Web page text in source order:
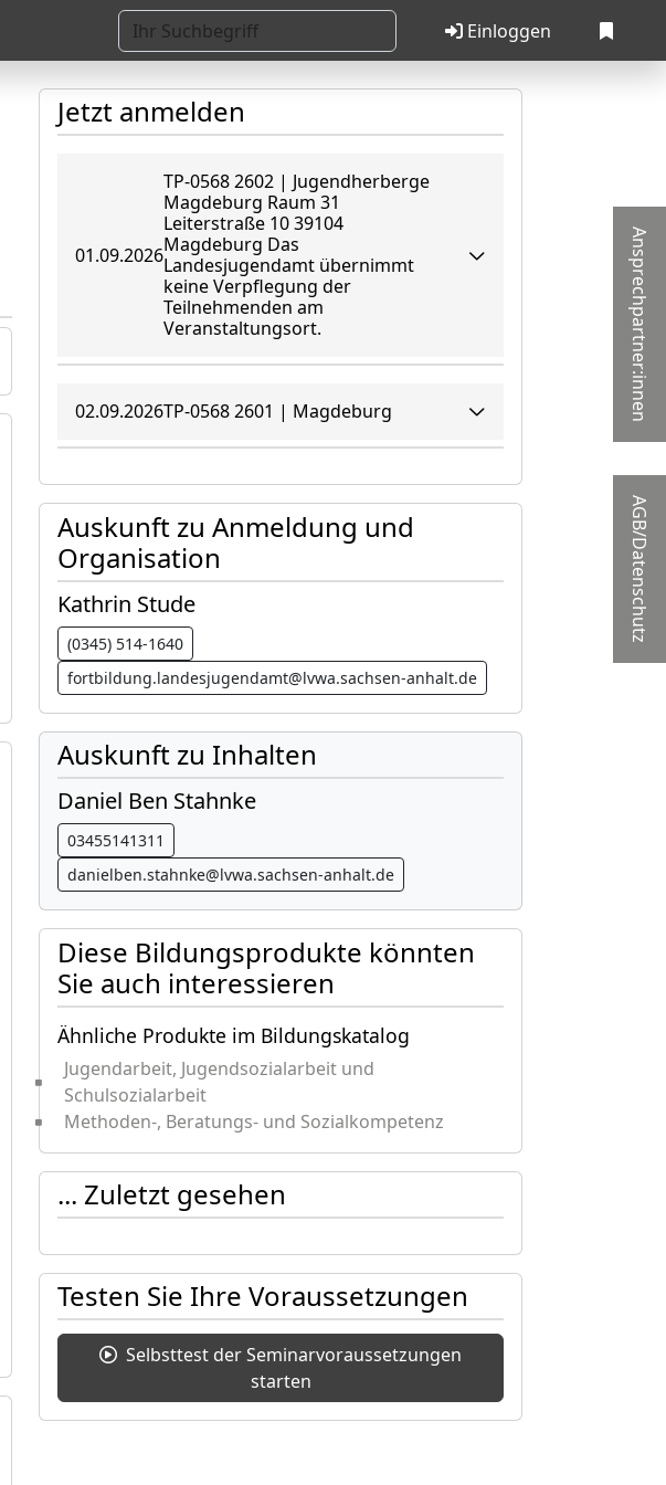
Einloggen
Ansprechpartner:innen
AGB/Datenschutz
Jetzt anmelden
01.09.2026
TP-0568 2602 | Jugendherberge
Magdeburg Raum 31
Leiterstraße 10 39104
Magdeburg Das
Landesjugendamt übernimmt
keine Verpflegung der
Teilnehmenden am
Veranstaltungsort.
02.09.2026TP-0568 2601 | Magdeburg
Auskunft zu Anmeldung und
Organisation
Kathrin Stude
(0345) 514-1640
fortbildung.landesjugendamt@lvwa.sachsen-anhalt.de
Auskunft zu Inhalten
Daniel Ben Stahnke
03455141311
danielben.stahnke@lvwa.sachsen-anhalt.de
Diese Bildungsprodukte könnten
Sie auch interessieren
Ähnliche Produkte im Bildungskatalog
Jugendarbeit, Jugendsozialarbeit und
Schulsozialarbeit
Methoden-, Beratungs- und Sozialkompetenz
... Zuletzt gesehen
Testen Sie Ihre Voraussetzungen
Selbsttest der Seminarvoraussetzungen
starten